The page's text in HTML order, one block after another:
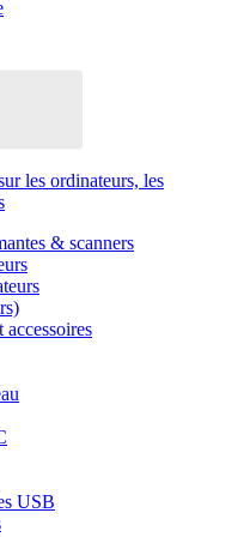
les ordinateurs, les
& scanners
accessoires
USB